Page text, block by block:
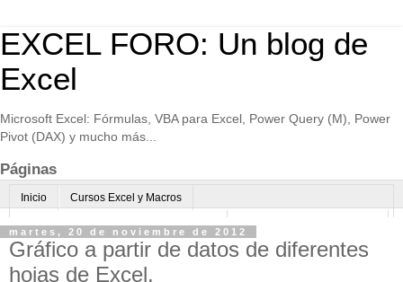
EXCEL FORO: Un blog de
Excel
Microsoft Excel: Fórmulas, VBA para Excel, Power Query (M), Power
Pivot (DAX) y mucho más...
Páginas
Inicio Cursos Excel y Macros
Excel Avanzado online-Microsoft Teams Consultoría avanzada Excel
Normas de uso Algo sobre mi
martes, 20 de noviembre de 2012
Gráfico a partir de datos de diferentes
hojas de Excel.